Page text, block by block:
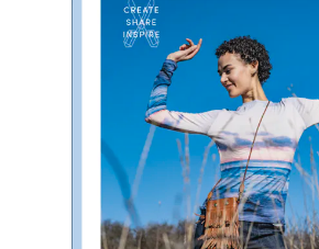
Fournituren
Benodigdheden
Patronen/magazines
Cadeaubon